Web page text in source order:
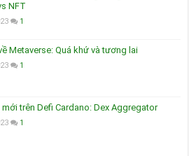
NFT
1
Metaverse: Quá khứ và tương lai
1
trên Defi Cardano: Dex Aggregator
1